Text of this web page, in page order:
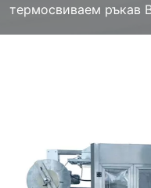
термосвиваем ръкав